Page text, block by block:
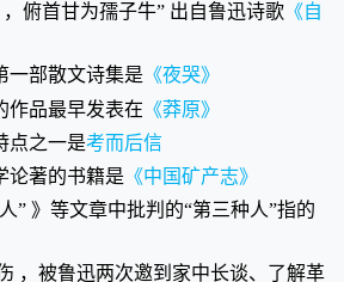
俯首甘为孺子牛” 出自鲁迅诗歌 《自
一部散文诗集是 《夜哭》
作品最早发表在 《莽原》
点之一是考而后信
论著的书籍是 《中国矿产志》
” 》等文章中批判的“第三种人”指的
，被鲁迅两次邀到家中长谈、了解革